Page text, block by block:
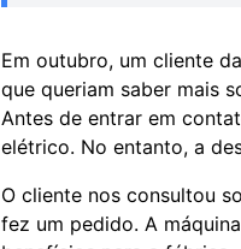
Em outubro, um cliente
que queriam saber mais
Antes de entrar em
elétrico. No entanto, a
O cliente nos consultou
fez um pedido. A